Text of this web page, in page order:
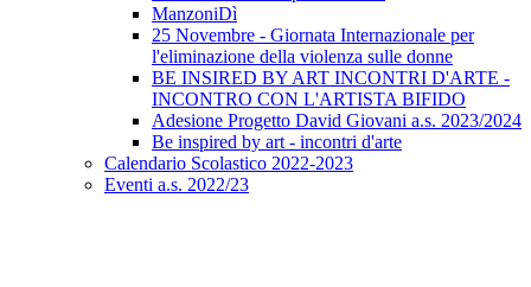
ManzoniDì
25 Novembre - Giornata Internazionale per
l'eliminazione della violenza sulle donne
BE INSIRED BY ART INCONTRI D'ARTE -
INCONTRO CON L'ARTISTA BIFIDO
Adesione Progetto David Giovani a.s. 2023/2024
Be inspired by art - incontri d'arte
Calendario Scolastico 2022-2023
Eventi a.s. 2022/23